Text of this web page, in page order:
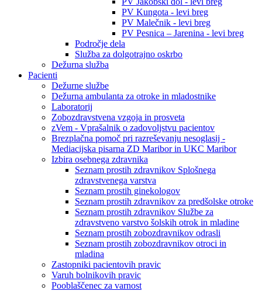
PV Kungota - levi breg
PV Malečnik - levi breg
PV Pesnica – Jarenina - levi breg
Področje dela
Služba za dolgotrajno oskrbo
Dežurna služba
Pacienti
Dežurne službe
Dežurna ambulanta za otroke in mladostnike
Laboratorij
Zobozdravstvena vzgoja in prosveta
zVem - Vprašalnik o zadovoljstvu pacientov
Brezplačna pomoč pri razreševanju nesoglasij -
Mediacijska pisarna ZD Maribor in UKC Maribor
Izbira osebnega zdravnika
Seznam prostih zdravnikov Splošnega
zdravstvenega varstva
Seznam prostih ginekologov
Seznam prostih zdravnikov za predšolske otroke
Seznam prostih zdravnikov Službe za
zdravstveno varstvo šolskih otrok in mladine
Seznam prostih zobozdravnikov odrasli
Seznam prostih zobozdravnikov otroci in
mladina
Zastopniki pacientovih pravic
Varuh bolnikovih pravic
Pooblaščenec za varnost